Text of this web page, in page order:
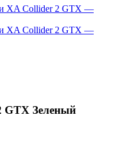
GTX Зеленый